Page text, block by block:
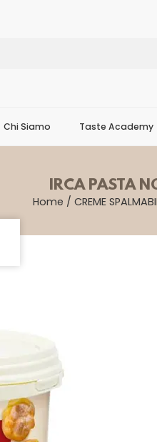
Chi Siamo Taste Academy
IRCA PASTA
Home / CREME